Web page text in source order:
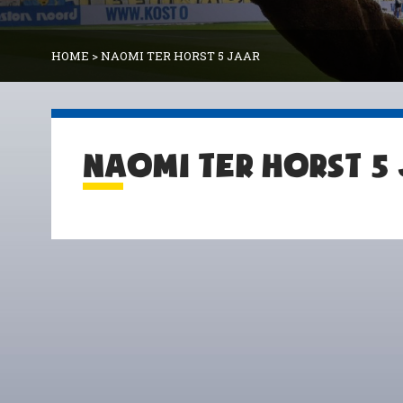
HOME >NAOMI TER HORST 5 JAAR
NAOMI TER HORST 5